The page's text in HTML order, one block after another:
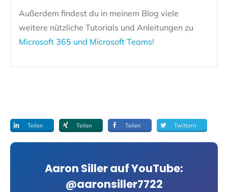
Außerdem findest du in meinem Blog viele
weitere nützliche Tutorials und Anleitungen zu
Microsoft 365 und Microsoft Teams!
Teilen Teilen Teilen Twittern
Aaron Siller auf YouTube:
@aaronsiller7722